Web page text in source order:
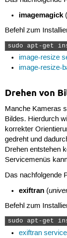
imagemagick
Befehl zum
sudo apt-get
image-resize
image-resize-
Drehen von
Manche Kameras
Bildes. Hierdurch
korrekter
gedreht und
Drehen entstehen
Servicemenüs
Das nachfolgende
exiftran (
Befehl zum
sudo apt-get
exiftran